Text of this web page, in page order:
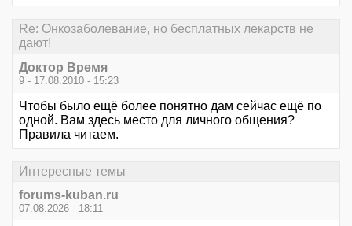
Re: Онкозаболевание, но бесплатных лекарств не
дают!
Доктор Время
9 - 17.08.2010 - 15:23
Чтобы было ещё более понятно дам сейчас ещё по
одной. Вам здесь место для личного общения?
Правила читаем.
Интересные темы
forums-kuban.ru
07.08.2026 - 18:11